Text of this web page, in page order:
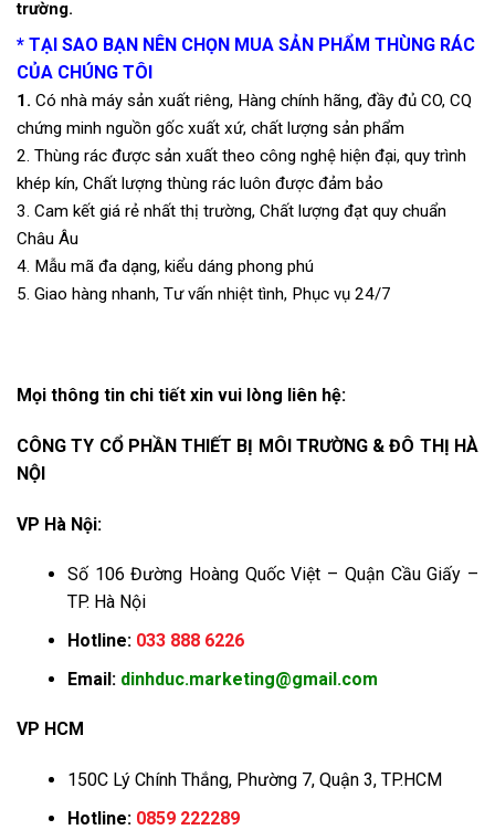
trường.
* TẠI SAO BẠN NÊN CHỌN MUA SẢN PHẨM THÙNG RÁC
CỦA CHÚNG TÔI
1 . Có nhà máy sản xuất riêng, Hàng chính hãng, đầy đủ CO, CQ
chứng minh nguồn gốc xuất xứ, chất lượng sản phẩm
2. Thùng rác được sản xuất theo công nghệ hiện đại, quy trình
khép kín, Chất lượng thùng rác luôn được đảm bảo
3. Cam kết giá rẻ nhất thị trường, Chất lượng đạt quy chuẩn
Châu Âu
4. Mẫu mã đa dạng, kiểu dáng phong phú
5. Giao hàng nhanh, Tư vấn nhiệt tình, Phục vụ 24/7
Mọi thông tin chi tiết xin vui lòng liên hệ:
CÔNG TY CỔ PHẦN THIẾT BỊ MÔI TRƯỜNG & ĐÔ THỊ HÀ
NỘI
VP Hà Nội:
Số 106 Đường Hoàng Quốc Việt – Quận Cầu Giấy –
TP. Hà Nội
Hotline: 033 888 6226
Email: dinhduc.marketing@gmail.com
VP HCM
150C Lý Chính Thắng, Phường 7, Quận 3, TP.HCM
Hotline: 0859 222289